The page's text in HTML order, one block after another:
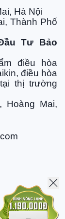
thu.
đầu máy
Hà Nội
Thành Phố
Tư Bảo
điều hòa
điều hòa
thị trường
Hoàng Mai,